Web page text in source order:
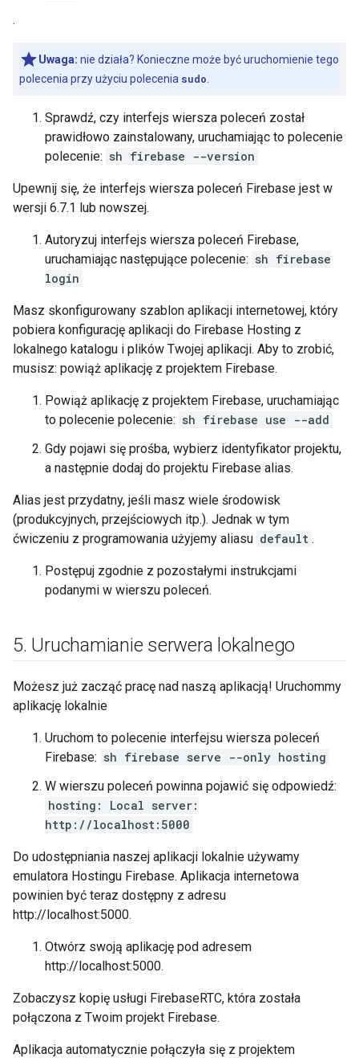
.
Uwaga: nie działa? Konieczne może być uruchomienie tego
polecenia przy użyciu polecenia sudo
Sprawdź, czy interfejs wiersza poleceń został
prawidłowo zainstalowany, uruchamiając to polecenie
polecenie: sh firebase --version
Upewnij się, że interfejs wiersza poleceń Firebase jest w
wersji 6.7.1 lub nowszej.
Autoryzuj interfejs wiersza poleceń Firebase,
uruchamiając następujące polecenie: sh firebase
login
Masz skonfigurowany szablon aplikacji internetowej, który
pobiera konfigurację aplikacji do Firebase Hosting z
lokalnego katalogu i plików Twojej aplikacji. Aby to zrobić,
musisz: powiąż aplikację z projektem Firebase.
Powiąż aplikację z projektem Firebase, uruchamiając
to polecenie polecenie: sh firebase use --add
Gdy pojawi się prośba, wybierz identyfikator projektu,
a następnie dodaj do projektu Firebase alias.
Alias jest przydatny, jeśli masz wiele środowisk
(produkcyjnych, przejściowych itp.). Jednak w tym
ćwiczeniu z programowania użyjemy aliasu default .
Postępuj zgodnie z pozostałymi instrukcjami
podanymi w wierszu poleceń.
5. Uruchamianie serwera lokalnego
Możesz już zacząć pracę nad naszą aplikacją! Uruchommy
aplikację lokalnie
Uruchom to polecenie interfejsu wiersza poleceń
Firebase: sh firebase serve --only hosting
W wierszu poleceń powinna pojawić się odpowiedź:
hosting: Local server:
http://localhost:5000
Do udostępniania naszej aplikacji lokalnie używamy
emulatora Hostingu Firebase. Aplikacja internetowa
powinien być teraz dostępny z adresu
http://localhost:5000.
Otwórz swoją aplikację pod adresem
http://localhost:5000.
Zobaczysz kopię usługi FirebaseRTC, która została
połączona z Twoim projekt Firebase.
Aplikacja automatycznie połączyła się z projektem